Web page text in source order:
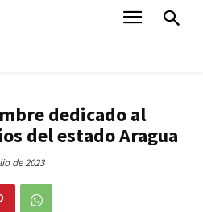
dedicado al
del estado Aragua
de 2023